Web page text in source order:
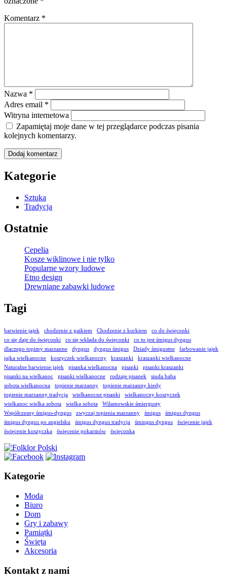
Komentarz *
Nazwa *
Adres email *
Witryna internetowa
Zapamiętaj moje dane w tej przeglądarce podczas pisania
kolejnych komentarzy.
Kategorie
Sztuka
Tradycja
Ostatnie
Cepelia
Kosze wiklinowe i nie tylko
Popularne wzory ludowe
Etno design
Drewniane zabawki ludowe
Tagi
barwienie jajek chodzenie z gaikiem Chodzenie z kurkiem
co do święconki
co się daje do święconki
co się wkłada do święconki
co to jest śmigus dyngus
dlaczego topimy marzanne
dyngus dyngus śmigus Dziady śmigustne
farbowanie jajek
jajka wielkanocne
koszyczek wielkanocny kraszanki
kraszanki wielkanocne
Naturalne barwienie jajek
pisanka wielkanocna pisanki
pisanki kraszanki
pisanki na wielkanoc
pisanki wielkanocne rodzaje pisanek
siuda baba
sobota wielkanocna
topienie marzanny
topienie marzanny kiedy
topienie marzanny tradycja
wielkanocne pisanki
wielkanocny koszyczek
wielkanoc wielka sobota
wielka sobota
Wilamowskie śmiergusty
Współczesny śmigus-dyngus
zwyczaj topienia marzanny śmigus
śmigus dyngus
śmigus dyngus po angielsku
śmigus dyngus tradycja śmingus dyngus
święcenie jajek
święcenie koszyczka
święcenie pokarmów święconka
Kategorie
Moda
Biuro
Dom
Gry i zabawy
Pamiątki
Święta
Akcesoria
Kontakt z nami